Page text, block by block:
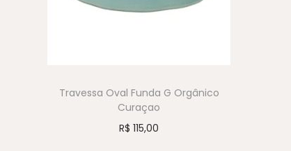
Travessa Oval Funda G Orgânico
Curaçao
R$ 115,00